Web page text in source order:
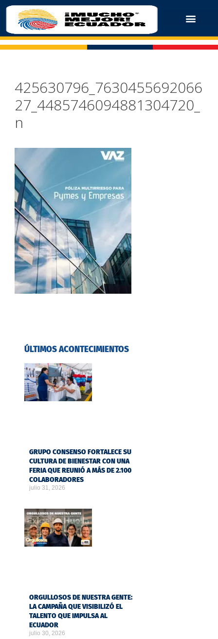
425630796_7630455692066
27_4485746094881304720_
n
ÚLTIMOS ACONTECIMIENTOS
GRUPO CONSENSO FORTALECE SU
CULTURA DE BIENESTAR CON UNA
FERIA QUE REUNIÓ A MÁS DE 2.100
COLABORADORES
julio 31, 2026
ORGULLOSOS DE NUESTRA GENTE:
LA CAMPAÑA QUE VISIBILIZÓ EL
TALENTO QUE IMPULSA AL
ECUADOR
julio 30, 2026